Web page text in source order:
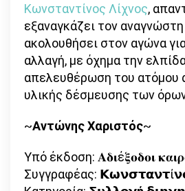
Κωνσταντίνος Λίχνος,
εξαναγκάζει τον
ακολουθήσει στον αγώνα
αλλαγή, με όχημα την
απελευθέρωση του ατόμου
υλικής δέσμευσης των
~Αντώνης Χαριστός~
Υπό έκδοση: 𝚨𝛅𝛊έ𝛏𝛐𝛅𝛐𝛊
Συγγραφέας: